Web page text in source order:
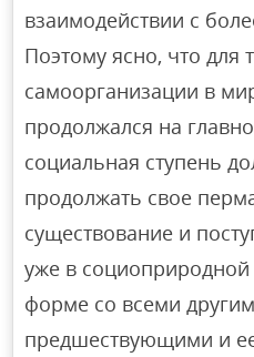
взаимодействии с
Поэтому ясно, что для
самоорганизации в
продолжался на
социальная ступень
продолжать свое
существование и
уже в
форме со всеми
предшествующими и